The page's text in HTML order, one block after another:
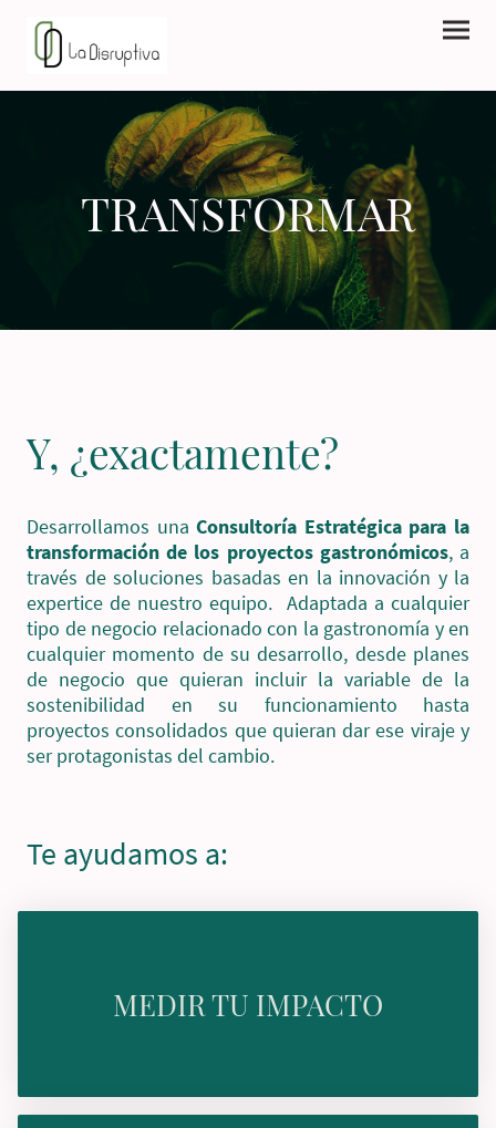
TRANSFORMAR
Y, ¿exactamente?
Desarrollamos unaConsultoría Estratégica para la
transformación de los proyectos gastronómicos, a
través de soluciones basadas en la innovación y la
expertice de nuestro equipo. Adaptada a cualquier
tipo de negocio relacionado con la gastronomía y en
cualquier momento de su desarrollo, desde planes
de negocio que quieran incluir la variable de la
sostenibilidad en su funcionamiento hasta
proyectos consolidados que quieran dar ese viraje y
ser protagonistas del cambio.
Te ayudamos a:
MEDIR TU IMPACTO